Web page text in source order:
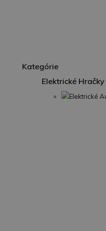
Kategórie
Elektrické Hračky
Elektrické